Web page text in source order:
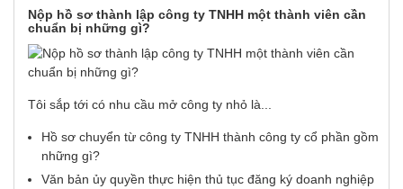
Nộp hồ sơ thành lập công ty TNHH một thành viên cần
chuẩn bị những gì?
Tôi sắp tới có nhu cầu mở công ty nhỏ là...
Hồ sơ chuyển từ công ty TNHH thành công ty cổ phần gồm
những gì?
Văn bản ủy quyền thực hiện thủ tục đăng ký doanh nghiệp